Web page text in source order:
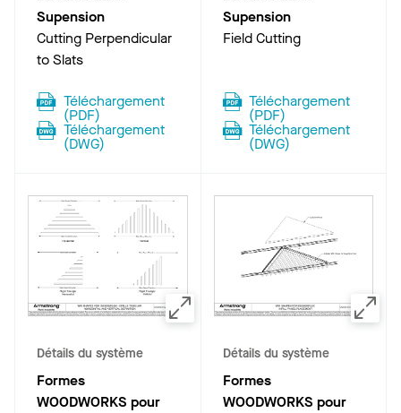
Supension
Cutting Perpendicular
to Slats
Téléchargement
(PDF)
Téléchargement
(DWG)
Supension
Field Cutting
Téléchargement
(PDF)
Téléchargement
(DWG)
Détails du système
Formes
WOODWORKS pour
Détails du système
Formes
WOODWORKS pour